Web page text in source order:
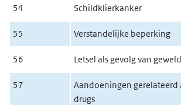
54 Schildklierkanker
55 Verstandelijke beperking
56 Letsel als gevolg van geweld
57
Aandoeningen gerelateerd
drugs